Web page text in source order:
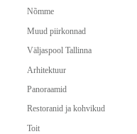
Nõmme
Muud piirkonnad
Väljaspool Tallinna
Arhitektuur
Panoraamid
Restoranid ja kohvikud
Toit